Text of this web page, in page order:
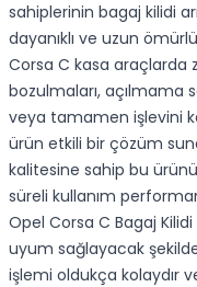
sahiplerinin bagaj kilidi
dayanıklı ve uzun
Corsa C kasa araçlarda
bozulmaları, açılmama
veya tamamen işlevini
ürün etkili bir çözüm
kalitesine sahip bu
süreli kullanım
Opel Corsa C Bagaj
uyum sağlayacak
işlemi oldukça kolaydır